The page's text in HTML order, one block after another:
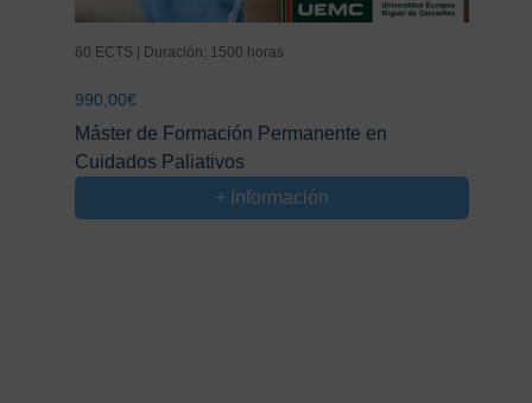
60 ECTS | Duración: 1500 horas
990,00€
Máster de Formación Permanente en
Cuidados Paliativos
+ Información